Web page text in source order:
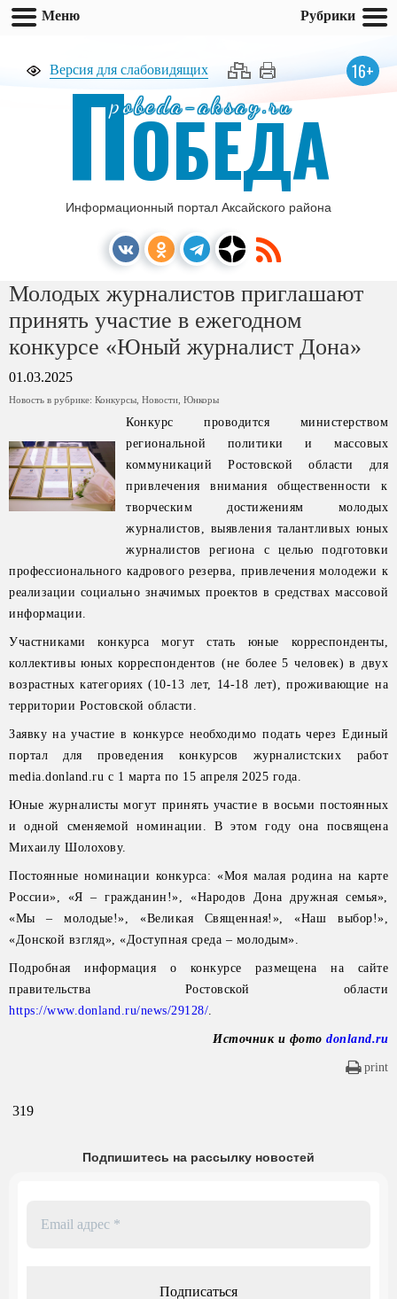
Версия для слабовидящих 16+
pobeda-aksay.ru
ПОБЕДА
Информационный портал Аксайского района
Молодых журналистов приглашают
принять участие в ежегодном
конкурсе «Юный журналист Дона»
01.03.2025
Новость в рубрике: Конкурсы Новости Юнкоры
Конкурс проводится министерством
региональной политики и массовых
коммуникаций Ростовской области для
привлечения внимания общественности к
творческим достижениям молодых
журналистов, выявления талантливых юных
журналистов региона с целью подготовки
профессионального кадрового резерва, привлечения молодежи к
реализации социально значимых проектов в средствах массовой
информации.
Участниками конкурса могут стать юные корреспонденты,
коллективы юных корреспондентов (не более 5 человек) в двух
возрастных категориях (10-13 лет, 14-18 лет), проживающие на
территории Ростовской области.
Заявку на участие в конкурсе необходимо подать через Единый
портал для проведения конкурсов журналистских работ
media.donland.ru с 1 марта по 15 апреля 2025 года.
Юные журналисты могут принять участие в восьми постоянных
и одной сменяемой номинации. В этом году она посвящена
Михаилу Шолохову.
Постоянные номинации конкурса: «Моя малая родина на карте
России», «Я – гражданин!», «Народов Дона дружная семья»,
«Мы – молодые!», «Великая Священная!», «Наш выбор!»,
«Донской взгляд», «Доступная среда – молодым».
Подробная информация о конкурсе размещена на сайте
правительства Ростовской области
https://www.donland.ru/news/29128/.
Источник и фото donland.ru
print
319
Подпишитесь на рассылку новостей
Меню Рубрики